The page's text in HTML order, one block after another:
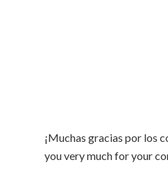
¡Muchas gracias por los
you very much for your